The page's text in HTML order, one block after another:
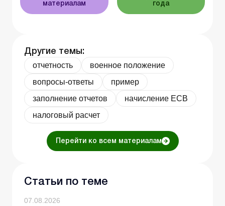
материалам
года
Другие темы:
отчетность
военное положение
вопросы-ответы
пример
заполнение отчетов
начисление ЕСВ
налоговый расчет
Перейти ко всем материалам
Статьи по теме
07.08.2026